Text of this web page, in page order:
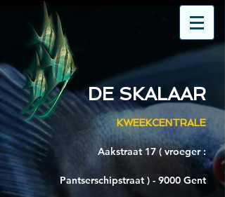
DE SKALAAR
KWEEKCENTRALE
Aakstraat 17 ( vroeger :
Pantserschipstraat ) - 9000 Gent